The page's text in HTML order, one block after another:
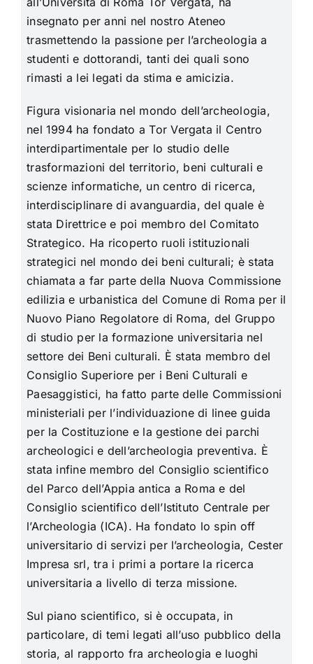
insegnato per anni nel nostro Ateneo
trasmettendo la passione per l’archeologia a
studenti e dottorandi, tanti dei quali sono
rimasti a lei legati da stima e amicizia.
Figura visionaria nel mondo dell’archeologia,
nel 1994 ha fondato a Tor Vergata il Centro
interdipartimentale per lo studio delle
trasformazioni del territorio, beni culturali e
scienze informatiche, un centro di ricerca,
interdisciplinare di avanguardia, del quale è
stata Direttrice e poi membro del Comitato
Strategico. Ha ricoperto ruoli istituzionali
strategici nel mondo dei beni culturali; è stata
chiamata a far parte della Nuova Commissione
edilizia e urbanistica del Comune di Roma per il
Nuovo Piano Regolatore di Roma, del Gruppo
di studio per la formazione universitaria nel
settore dei Beni culturali. È stata membro del
Consiglio Superiore per i Beni Culturali e
Paesaggistici, ha fatto parte delle Commissioni
ministeriali per l’individuazione di linee guida
per la Costituzione e la gestione dei parchi
archeologici e dell’archeologia preventiva. È
stata infine membro del Consiglio scientifico
del Parco dell’Appia antica a Roma e del
Consiglio scientifico dell’Istituto Centrale per
l’Archeologia (ICA). Ha fondato lo spin off
universitario di servizi per l’archeologia, Cester
Impresa srl, tra i primi a portare la ricerca
universitaria a livello di terza missione.
Sul piano scientifico, si è occupata, in
particolare, di temi legati all’uso pubblico della
storia, al rapporto fra archeologia e luoghi